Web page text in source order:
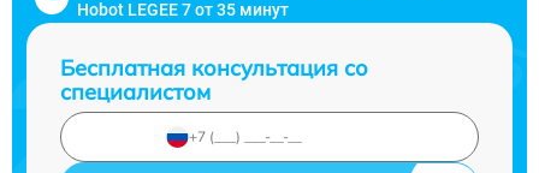
Hobot LEGEE 7 от 35 минут
Бесплатная консультация со
специалистом